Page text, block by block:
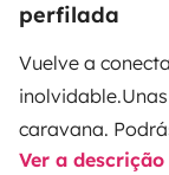
perfilada
Vuelve a
inolvidable.
caravana.
quedarte..., o
Ver a descrição